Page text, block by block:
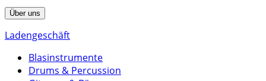
Über uns
Ladengeschäft
Blasinstrumente
Drums & Percussion